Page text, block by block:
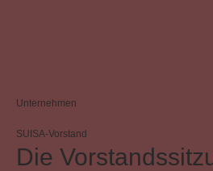
Unternehmen
SUISA-Vorstand
Die